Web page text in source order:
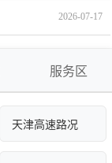
2026-07-17
服务区
天津高速路况